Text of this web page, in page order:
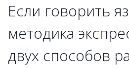
Если говорить
методика
двух способов